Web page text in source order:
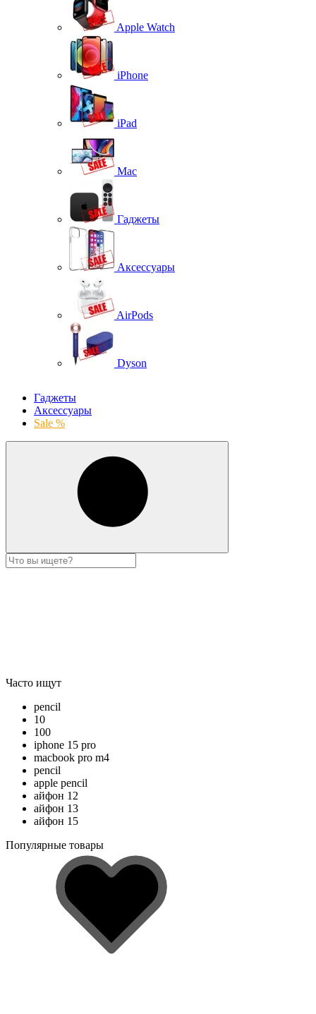
Apple Watch
iPhone
iPad
Mac
Гаджеты
Аксессуары
AirPods
Dyson
Гаджеты
Аксессуары
Sale %
Часто ищут
pencil
10
100
iphone 15 pro
macbook pro m4
pencil
apple pencil
айфон 12
айфон 13
айфон 15
Популярные товары